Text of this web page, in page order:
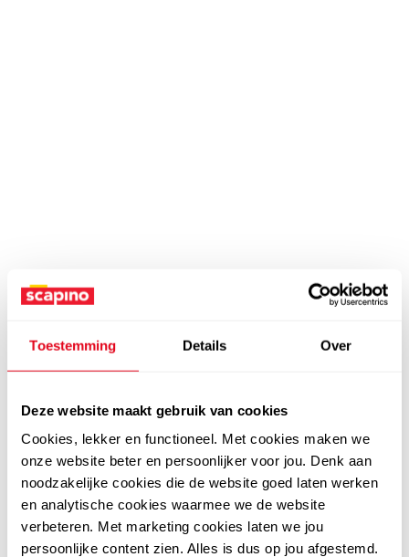
Toestemming Details Over
Deze website maakt gebruik van cookies
Cookies, lekker en functioneel. Met cookies maken we
onze website beter en persoonlijker voor jou. Denk aan
noodzakelijke cookies die de website goed laten werken
en analytische cookies waarmee we de website
verbeteren. Met marketing cookies laten we jou
persoonlijke content zien. Alles is dus op jou afgestemd.